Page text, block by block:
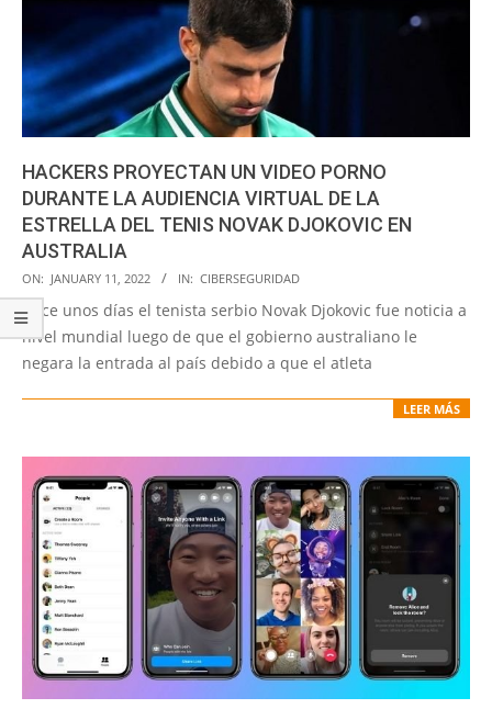
HACKERS PROYECTAN UN VIDEO PORNO
DURANTE LA AUDIENCIA VIRTUAL DE LA
ESTRELLA DEL TENIS NOVAK DJOKOVIC EN
AUSTRALIA
2022-
01-
11
ON: JANUARY 11, 2022 IN: CIBERSEGURIDAD
Hace unos días el tenista serbio Novak Djokovic fue noticia a
nivel mundial luego de que el gobierno australiano le
negara la entrada al país debido a que el atleta
LEER MÁS